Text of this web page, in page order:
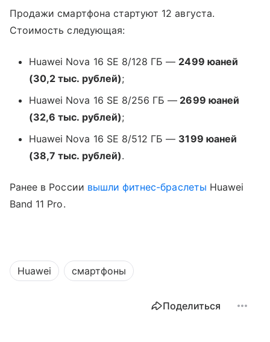
Продажи смартфона стартуют 12 августа.
Стоимость следующая:
Huawei Nova 16 SE 8/128 ГБ —2499 юаней
(30,2 тыс. рублей);
Huawei Nova 16 SE 8/256 ГБ — 2699 юаней
(32,6 тыс. рублей);
Huawei Nova 16 SE 8/512 ГБ — 3199 юаней
(38,7 тыс. рублей).
Ранее в России вышли фитнес-браслеты Huawei
Band 11 Pro.
Huawei смартфоны
Поделиться